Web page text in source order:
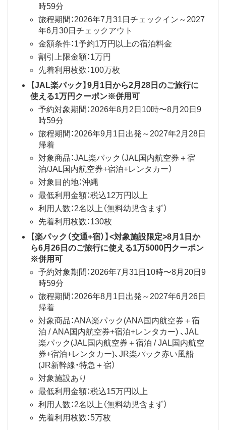
時59分
旅程期間：2026年7月31日チェックイン～2027
年6月30日チェックアウト
金額条件：1予約1万円以上の宿泊料金
割引上限金額：1万円
先着利用枚数：100万枚
【JAL楽パック】9月1日から2月28日のご旅行に
使える1万円クーポン※併用可
予約対象期間：2026年8月2日10時〜8月20日9
時59分
旅程期間：2026年9月1日出発～2027年2月28日
帰着
対象商品：JAL楽パック（JAL国内航空券＋宿
泊/JAL国内航空券+宿泊+レンタカー）
対象目的地：沖縄
最低利用金額：税込12万円以上
利用人数：2名以上（無料幼児含まず）
先着利用枚数：130枚
【楽パック（交通+宿）】<対象施設限定>8月1日か
ら6月26日のご旅行に使える1万5000円クーポン
※併用可
予約対象期間：2026年7月31日10時〜8月20日9
時59分
旅程期間：2026年8月1日出発～2027年6月26日
帰着
対象商品：ANA楽パック(ANA国内航空券＋宿
泊 / ANA国内航空券+宿泊+レンタカー) 、JAL
楽パック(JAL国内航空券＋宿泊 / JAL国内航空
券+宿泊+レンタカー)、JR楽パック赤い風船
(JR新幹線・特急＋宿）
対象施設あり
最低利用金額：税込15万円以上
利用人数：2名以上（無料幼児含まず）
先着利用枚数：5万枚